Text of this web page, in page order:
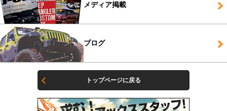
メディア掲載
ブログ
トップページに戻る